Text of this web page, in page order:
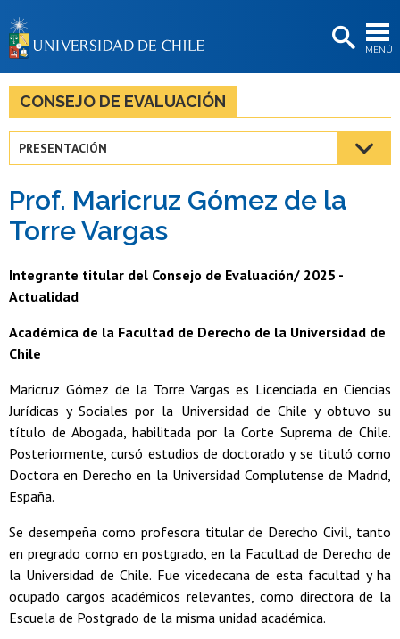
MENÚ
BIBLIOTECAS
LA UNIVERSIDAD
Estudiantes
Académicas/os
Funcionarias/os
Egresadas/os
CONSEJO DE EVALUACIÓN
PRESENTACIÓN
Prof. Maricruz Gómez de la
Torre Vargas
Integrante titular del Consejo de Evaluación/ 2025 -
Actualidad
Académica de la Facultad de Derecho de la Universidad de
Chile
Maricruz Gómez de la Torre Vargas es Licenciada en Ciencias
Jurídicas y Sociales por la Universidad de Chile y obtuvo su
título de Abogada, habilitada por la Corte Suprema de Chile.
Posteriormente, cursó estudios de doctorado y se tituló como
Doctora en Derecho en la Universidad Complutense de Madrid,
España.
Se desempeña como profesora titular de Derecho Civil, tanto
en pregrado como en postgrado, en la Facultad de Derecho de
la Universidad de Chile. Fue vicedecana de esta facultad y ha
ocupado cargos académicos relevantes, como directora de la
Escuela de Postgrado de la misma unidad académica.